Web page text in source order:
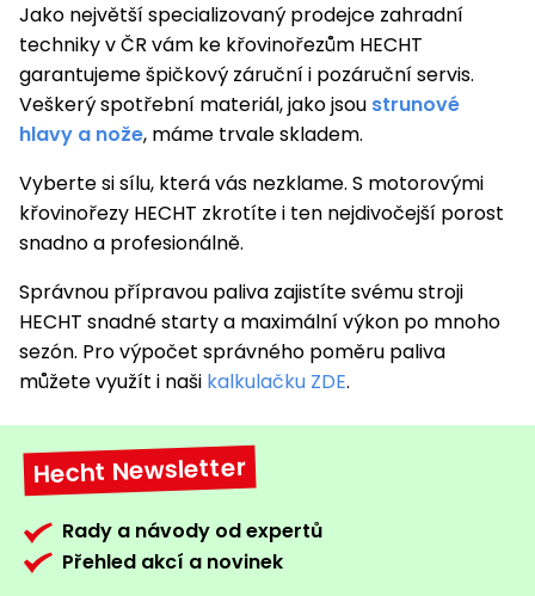
Jako největší specializovaný prodejce zahradní
techniky v ČR vám ke křovinořezům HECHT
garantujeme špičkový záruční i pozáruční servis.
Veškerý spotřební materiál, jako jsou strunové
hlavy a nože, máme trvale skladem.
Vyberte si sílu, která vás nezklame. S motorovými
křovinořezy HECHT zkrotíte i ten nejdivočejší porost
snadno a profesionálně.
Správnou přípravou paliva zajistíte svému stroji
HECHT snadné starty a maximální výkon po mnoho
sezón. Pro výpočet správného poměru paliva
můžete využít i naši kalkulačku ZDE.
Hecht Newsletter
Rady a návody od expertů
Přehled akcí a novinek